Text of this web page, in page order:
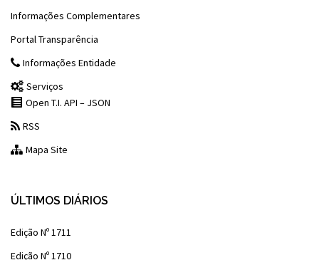
Informações Complementares
Portal Transparência
Informações Entidade
Serviços
Open T.I. API – JSON
RSS
Mapa Site
ÚLTIMOS DIÁRIOS
Edição Nº 1711
Edição Nº 1710